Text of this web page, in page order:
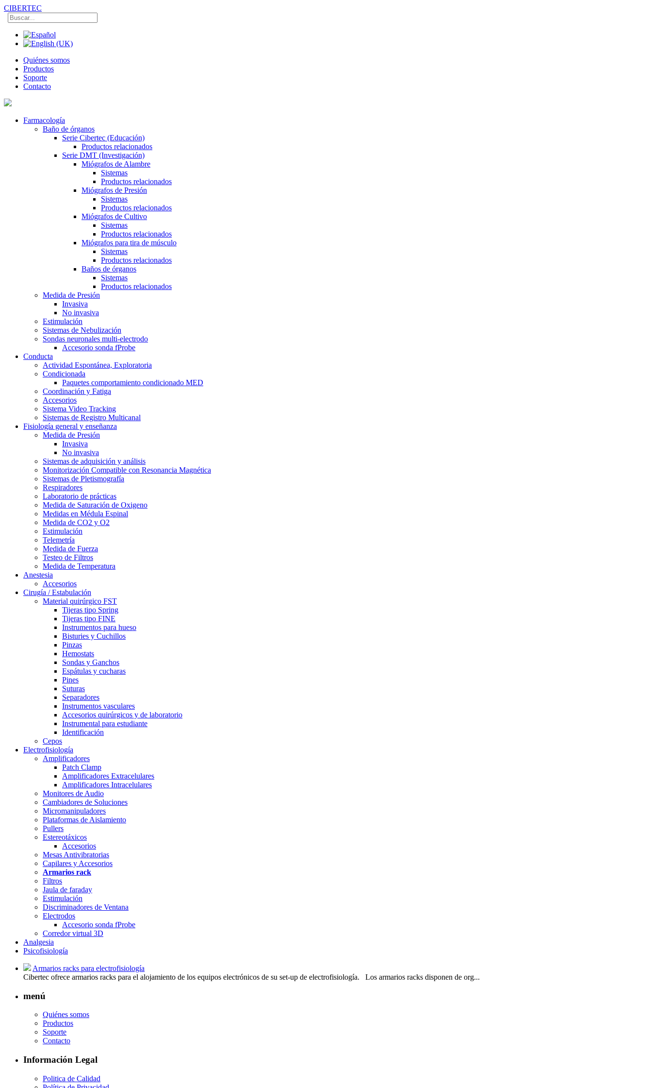
CIBERTEC
Quiénes somos
Productos
Soporte
Contacto
Farmacología
Baño de órganos
Serie Cibertec (Educación)
Productos relacionados
Serie DMT (Investigación)
Miógrafos de Alambre
Sistemas
Productos relacionados
Miógrafos de Presión
Sistemas
Productos relacionados
Miógrafos de Cultivo
Sistemas
Productos relacionados
Miógrafos para tira de músculo
Sistemas
Productos relacionados
Baños de órganos
Sistemas
Productos relacionados
Medida de Presión
Invasiva
No invasiva
Estimulación
Sistemas de Nebulización
Sondas neuronales multi-electrodo
Accesorio sonda fProbe
Conducta
Actividad Espontánea, Exploratoria
Condicionada
Paquetes comportamiento condicionado MED
Coordinación y Fatiga
Accesorios
Sistema Video Tracking
Sistemas de Registro Multicanal
Fisiología general y enseñanza
Medida de Presión
Invasiva
No invasiva
Sistemas de adquisición y análisis
Monitorización Compatible con Resonancia Magnética
Sistemas de Pletismografía
Respiradores
Laboratorio de prácticas
Medida de Saturación de Oxigeno
Medidas en Médula Espinal
Medida de CO2 y O2
Estimulación
Telemetría
Medida de Fuerza
Testeo de Filtros
Medida de Temperatura
Anestesia
Accesorios
Cirugía / Estabulación
Material quirúrgico FST
Tijeras tipo Spring
Tijeras tipo FINE
Instrumentos para hueso
Bisturies y Cuchillos
Pinzas
Hemostats
Sondas y Ganchos
Espátulas y cucharas
Pines
Suturas
Separadores
Instrumentos vasculares
Accesorios quirúrgicos y de laboratorio
Instrumental para estudiante
Identificación
Cepos
Electrofisiología
Amplificadores
Patch Clamp
Amplificadores Extracelulares
Amplificadores Intracelulares
Monitores de Audio
Cambiadores de Soluciones
Micromanipuladores
Plataformas de Aislamiento
Pullers
Estereotáxicos
Accesorios
Mesas Antivibratorias
Capilares y Accesorios
Armarios rack
Filtros
Jaula de faraday
Estimulación
Discriminadores de Ventana
Electrodos
Accesorio sonda fProbe
Corredor virtual 3D
Analgesia
Psicofisiología
Armarios racks para electrofisiología
Cibertec ofrece armarios racks para el alojamiento de los equipos electrónicos de su set-up de electrofisiología. Los armarios racks disponen de org...
menú
Quiénes somos
Productos
Soporte
Contacto
Información Legal
Politica de Calidad